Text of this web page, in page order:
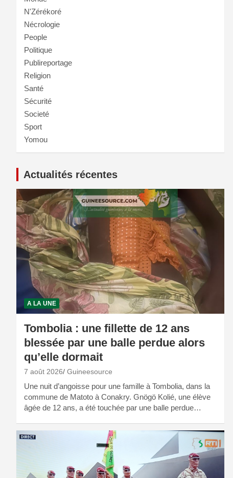
N'Zérékoré
Nécrologie
People
Politique
Publireportage
Religion
Santé
Sécurité
Societé
Sport
Yomou
Actualités récentes
A LA UNE
Tombolia : une fillette de 12 ans
blessée par une balle perdue alors
qu’elle dormait
7 août 2026 Guineesource
Une nuit d’angoisse pour une famille à Tombolia, dans la
commune de Matoto à Conakry. Gnögö Kolié, une élève
âgée de 12 ans, a été touchée par une balle perdue…